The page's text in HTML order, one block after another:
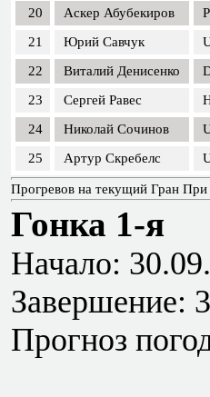
20
Аскер Абубекиров
21
Юрий Савчук
22
Виталий Денисенко
23
Сергей Равес
24
Николай Сочинов
25
Артур Скребелс
Прогревов на текущий Гран При
Гонка 1-я
Начало:
Завершение:
Прогноз